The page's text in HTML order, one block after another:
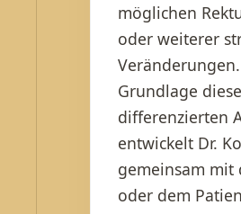
möglichen
oder weiterer
Grundlage
differenzierten
entwickelt Dr.
gemeinsam mit
oder dem